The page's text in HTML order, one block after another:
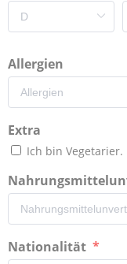
Allergien
Extra
Ich bin Vegetarier.
Nationalität